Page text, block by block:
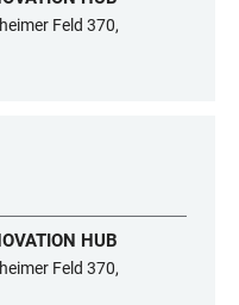
Feld 370,
HUB
Feld 370,